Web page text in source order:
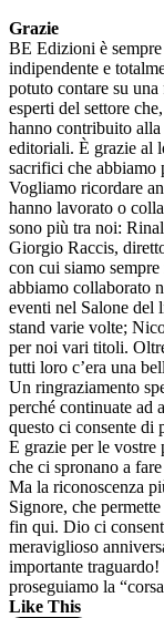
Grazie
BE Edizioni è sempre
indipendente e
potuto contare su
esperti del settore
hanno contribuito
editoriali. È grazie al
sacrifici che abbiamo
Vogliamo ricordare
hanno lavorato o
sono più tra noi:
Giorgio Raccis,
con cui siamo
abbiamo collaborato
eventi nel Salone
stand varie volte;
per noi vari titoli.
tutti loro c’era una
Un ringraziamento
perché continuate ad
questo ci consente di
E grazie per le vostre
che ci spronano a
Ma la riconoscenza
Signore, che
fin qui. Dio ci
meraviglioso
importante
proseguiamo la
Like This